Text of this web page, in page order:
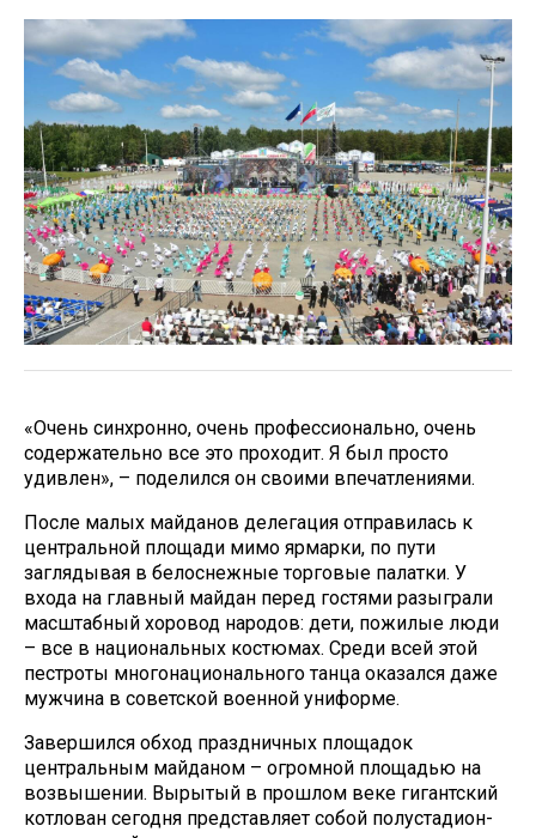
«Очень синхронно, очень профессионально, очень
содержательно все это проходит. Я был просто
удивлен», – поделился он своими впечатлениями.
После малых майданов делегация отправилась к
центральной площади мимо ярмарки, по пути
заглядывая в белоснежные торговые палатки. У
входа на главный майдан перед гостями разыграли
масштабный хоровод народов: дети, пожилые люди
– все в национальных костюмах. Среди всей этой
пестроты многонационального танца оказался даже
мужчина в советской военной униформе.
Завершился обход праздничных площадок
центральным майданом – огромной площадью на
возвышении. Вырытый в прошлом веке гигантский
котлован сегодня представляет собой полустадион-